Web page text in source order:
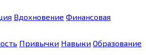
Вдохновение Финансовая
Привычки Навыки Образование